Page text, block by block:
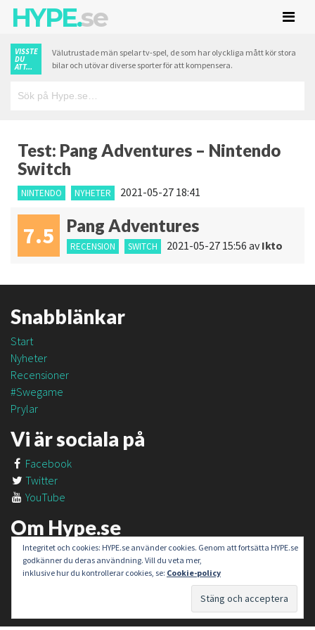
HYPE.se
VISSTE
DU
ATT...
Välutrustade män spelar tv-spel, de som har olyckliga mått kör stora
bilar och utövar diverse sporter för att kompensera.
Test: Pang Adventures – Nintendo
Switch
NINTENDO NYHETER 2021-05-27 18:41
7.5 Pang Adventures
RECENSION SWITCH 2021-05-27 15:56 avIkto
Snabblänkar
Start
Nyheter
Recensioner
#Swegame
Prylar
Vi är sociala på
Facebook
Twitter
YouTube
Om Hype.se
Om oss
Om #SweGame
Integritet och cookies: HYPE.se använder cookies. Genom att fortsätta HYPE.se
godkänner du deras användning. Vill du veta mer,
inklusive hur du kontrollerar cookies, se: Cookie-policy